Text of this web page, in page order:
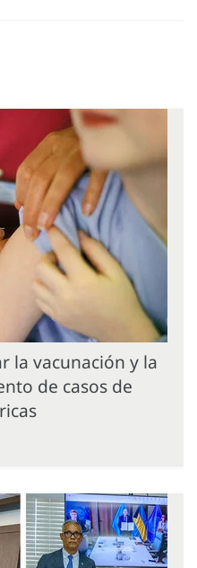
la vacunación y la
de casos de